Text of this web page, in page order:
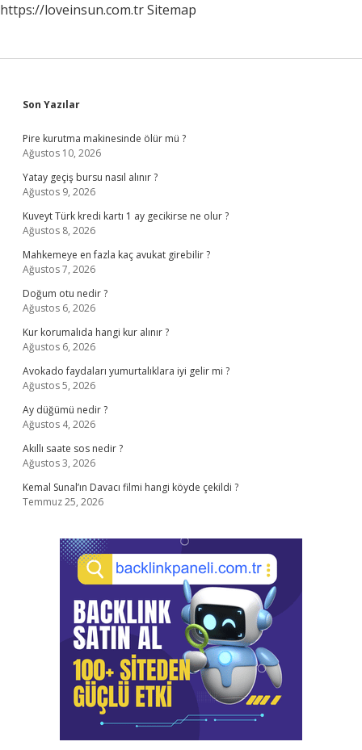
https://loveinsun.com.trSitemap
Sidebar
Son Yazılar
Pire kurutma makinesinde ölür mü ?
Ağustos 10, 2026
Yatay geçiş bursu nasıl alınır ?
Ağustos 9, 2026
Kuveyt Türk kredi kartı 1 ay gecikirse ne olur ?
Ağustos 8, 2026
Mahkemeye en fazla kaç avukat girebilir ?
Ağustos 7, 2026
Doğum otu nedir ?
Ağustos 6, 2026
Kur korumalıda hangi kur alınır ?
Ağustos 6, 2026
Avokado faydaları yumurtalıklara iyi gelir mi ?
Ağustos 5, 2026
Ay düğümü nedir ?
Ağustos 4, 2026
Akıllı saate sos nedir ?
Ağustos 3, 2026
Kemal Sunal’ın Davacı filmi hangi köyde çekildi ?
Temmuz 25, 2026